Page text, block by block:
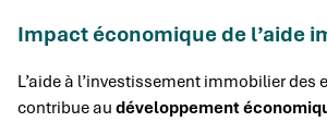
Impact économique de l’aide
L’aide à l’investissement immobilier des
contribue au développement